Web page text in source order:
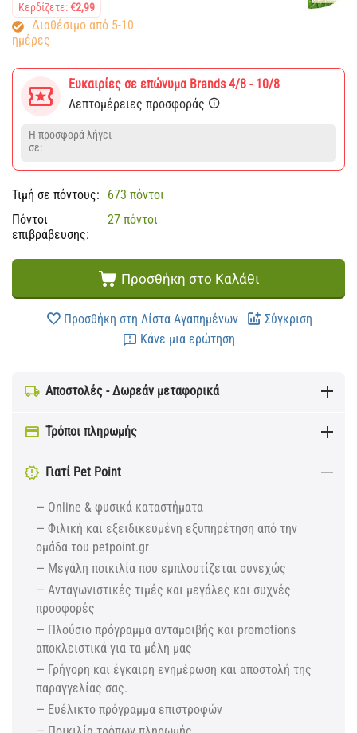
Κερδίζετε:€2,99
Διαθέσιμο από 5-10
ημέρες
Ευκαιρίες σε επώνυμα Brands 4/8 - 10/8
Λεπτομέρειες προσφοράς
Η προσφορά λήγει
σε:
Τιμή σε πόντους:
673 πόντοι
Πόντοι
επιβράβευσης:
27 πόντοι
Προσθήκη στο Καλάθι
Προσθήκη στη Λίστα Αγαπημένων
Σύγκριση
Κάνε μια ερώτηση
Αποστολές - Δωρεάν μεταφορικά
Τρόποι πληρωμής
Γιατί Pet Point
— Online & φυσικά καταστήματα
— Φιλική και εξειδικευμένη εξυπηρέτηση από την
ομάδα του petpoint.gr
— Μεγάλη ποικιλία που εμπλουτίζεται συνεχώς
— Ανταγωνιστικές τιμές και μεγάλες και συχνές
προσφορές
— Πλούσιο πρόγραμμα ανταμοιβής και promotions
αποκλειστικά για τα μέλη μας
— Γρήγορη και έγκαιρη ενημέρωση και αποστολή της
παραγγελίας σας.
— Ευέλικτο πρόγραμμα επιστροφών